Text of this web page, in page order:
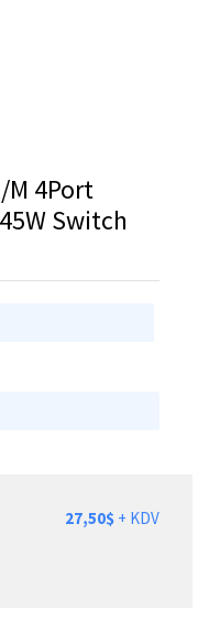
M 4Port
Switch
27,50$ + KDV